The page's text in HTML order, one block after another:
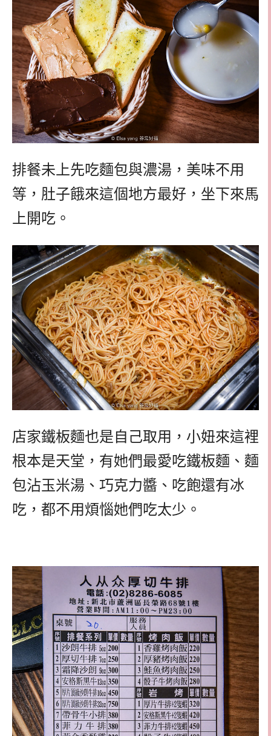
排餐未上先吃麵包與濃湯，美味不用
等，肚子餓來這個地方最好，坐下來馬
上開吃。
店家鐵板麵也是自己取用，小妞來這裡
根本是天堂，有她們最愛吃鐵板麵、麵
包沾玉米湯、巧克力醬、吃飽還有冰
吃，都不用煩惱她們吃太少。